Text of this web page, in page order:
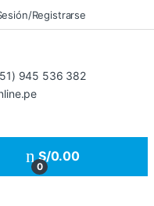
Registrarse
945 536 382
Account
0
S/0.00